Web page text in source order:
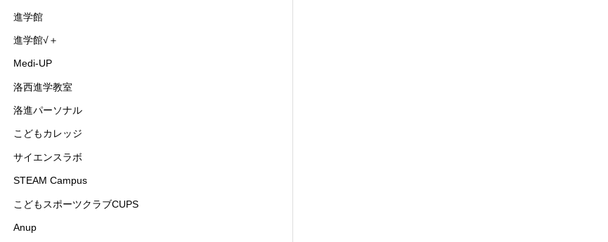
進学館
進学館√＋
Medi-UP
洛西進学教室
洛進パーソナル
こどもカレッジ
サイエンスラボ
STEAM Campus
こどもスポーツクラブCUPS
Anup